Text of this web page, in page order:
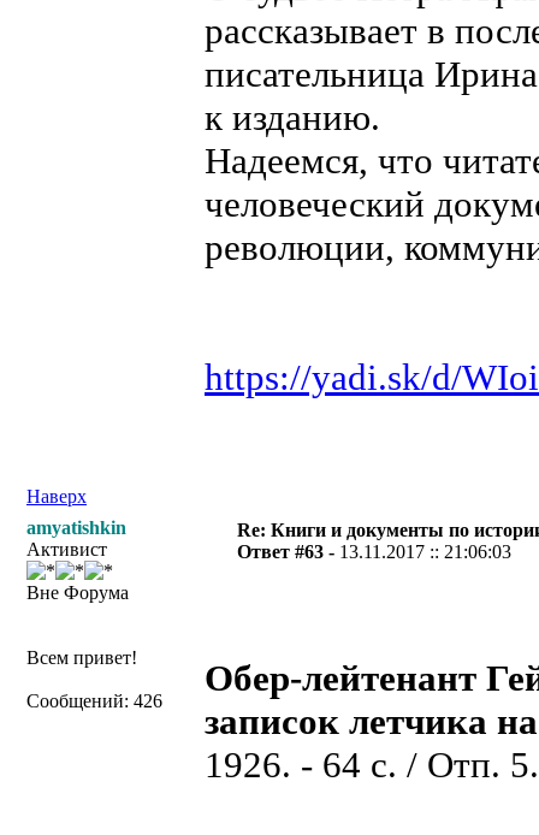
рассказывает в
писательница
к изданию.
Надеемся, что
человеческий
революции,
https://yadi.sk/d/
Наверх
amyatishkin
Активист
Вне Форума
Всем привет!
Сообщений: 426
Re: Книги и документы по
Ответ #63 - 13.11.2017 :: 21:06:03
Обер-лейтенант
записок летчика
1926. - 64 с. / Отп.